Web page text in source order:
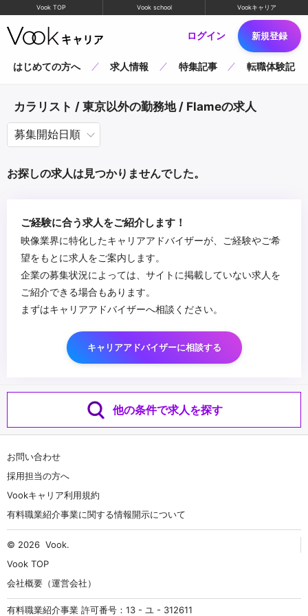
Vook TOP Vook school Vookキャリア
ログイン 新規登録
はじめての方へ 求人情報 特集記事 転職体験記
カラリスト / 東京以外の勤務地 / Flameの求人
お探しの求人は見つかりませんでした。
ご経験に合う求人をご紹介します！
映像業界に特化したキャリアアドバイザーが、ご経験やご希
望をもとに求人をご案内します。
企業の募集状況によっては、サイトに掲載していない求人を
ご紹介できる場合もあります。
まずはキャリアアドバイザーへ相談ください。
キャリアアドバイザーに相談する
他の条件で求人を探す
お問い合わせ
採用担当の方へ
Vookキャリア利用規約
有料職業紹介事業に関する情報開示について
© 2026 Vook.
Vook TOP
会社概要（運営会社）
有料職業紹介事業 許可番号：13 - ユ - 312611